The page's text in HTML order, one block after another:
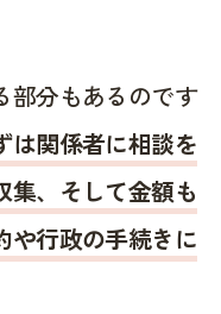
部分もあるのです
は関係者に相談を
集、そして金額も
や行政の手続きに